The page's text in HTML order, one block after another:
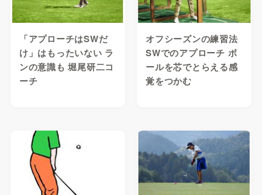
「アプローチはSWだ
け」はもったいない ラ
ンの意識も 堀尾研二コ
ーチ
オフシーズンの練習法
SWでのアプローチ ボ
ールを芯でとらえる感
覚をつかむ